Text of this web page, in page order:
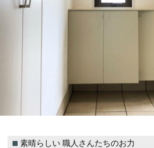
素晴らしい 職人さんたちのお力